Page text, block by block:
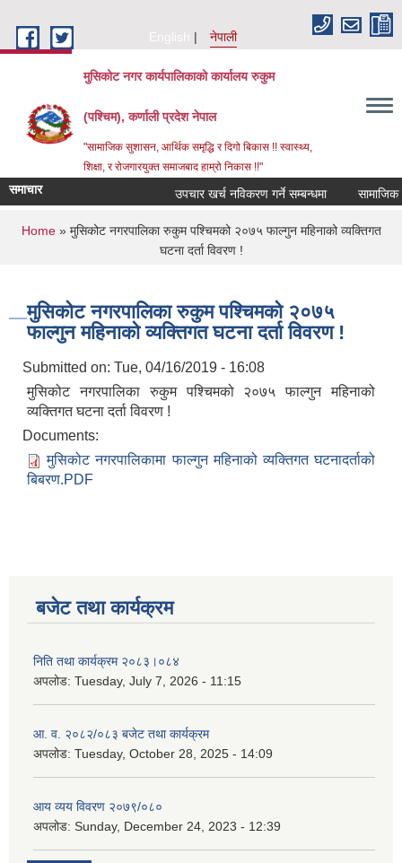
English
नेपाली
मुसिकोट नगर कार्यपालिकाको कार्यालय रुकुम
(पश्चिम), कर्णाली प्रदेश नेपाल
"सामाजिक सुशासन, आर्थिक समृद्धि र दिगो बिकास !! स्वास्थ्य,
शिक्षा, र रोजगारयुक्त समाजबाद हाम्रो निकास !!"
समाचार उपचार खर्च नविकरण गर्ने सम्बन्धमा
You are here
Home» मुसिकोट नगरपालिका रुकुम पश्चिमको २०७५ फाल्गुन महिनाको व्यक्तिगत
घटना दर्ता विवरण !
मुसिकोट नगरपालिका रुकुम पश्चिमको २०७५
फाल्गुन महिनाको व्यक्तिगत घटना दर्ता विवरण !
Submitted on: Tue, 04/16/2019 - 16:08
मुसिकोट नगरपालिका रुकुम पश्चिमको २०७५ फाल्गुन महिनाको
व्यक्तिगत घटना दर्ता विवरण !
Documents:
मुसिकोट नगरपालिकामा फाल्गुन महिनाको व्यक्तिगत घटनादर्ताको
बिबरण.PDF
बजेट तथा कार्यक्रम
निति तथा कार्यक्रम २०८३।०८४
अपलोड: Tuesday, July 7, 2026 - 11:15
आ. व. २०८२/०८३ बजेट तथा कार्यक्रम
अपलोड: Tuesday, October 28, 2025 - 14:09
आय व्यय विवरण २०७९/०८०
अपलोड: Sunday, December 24, 2023 - 12:39